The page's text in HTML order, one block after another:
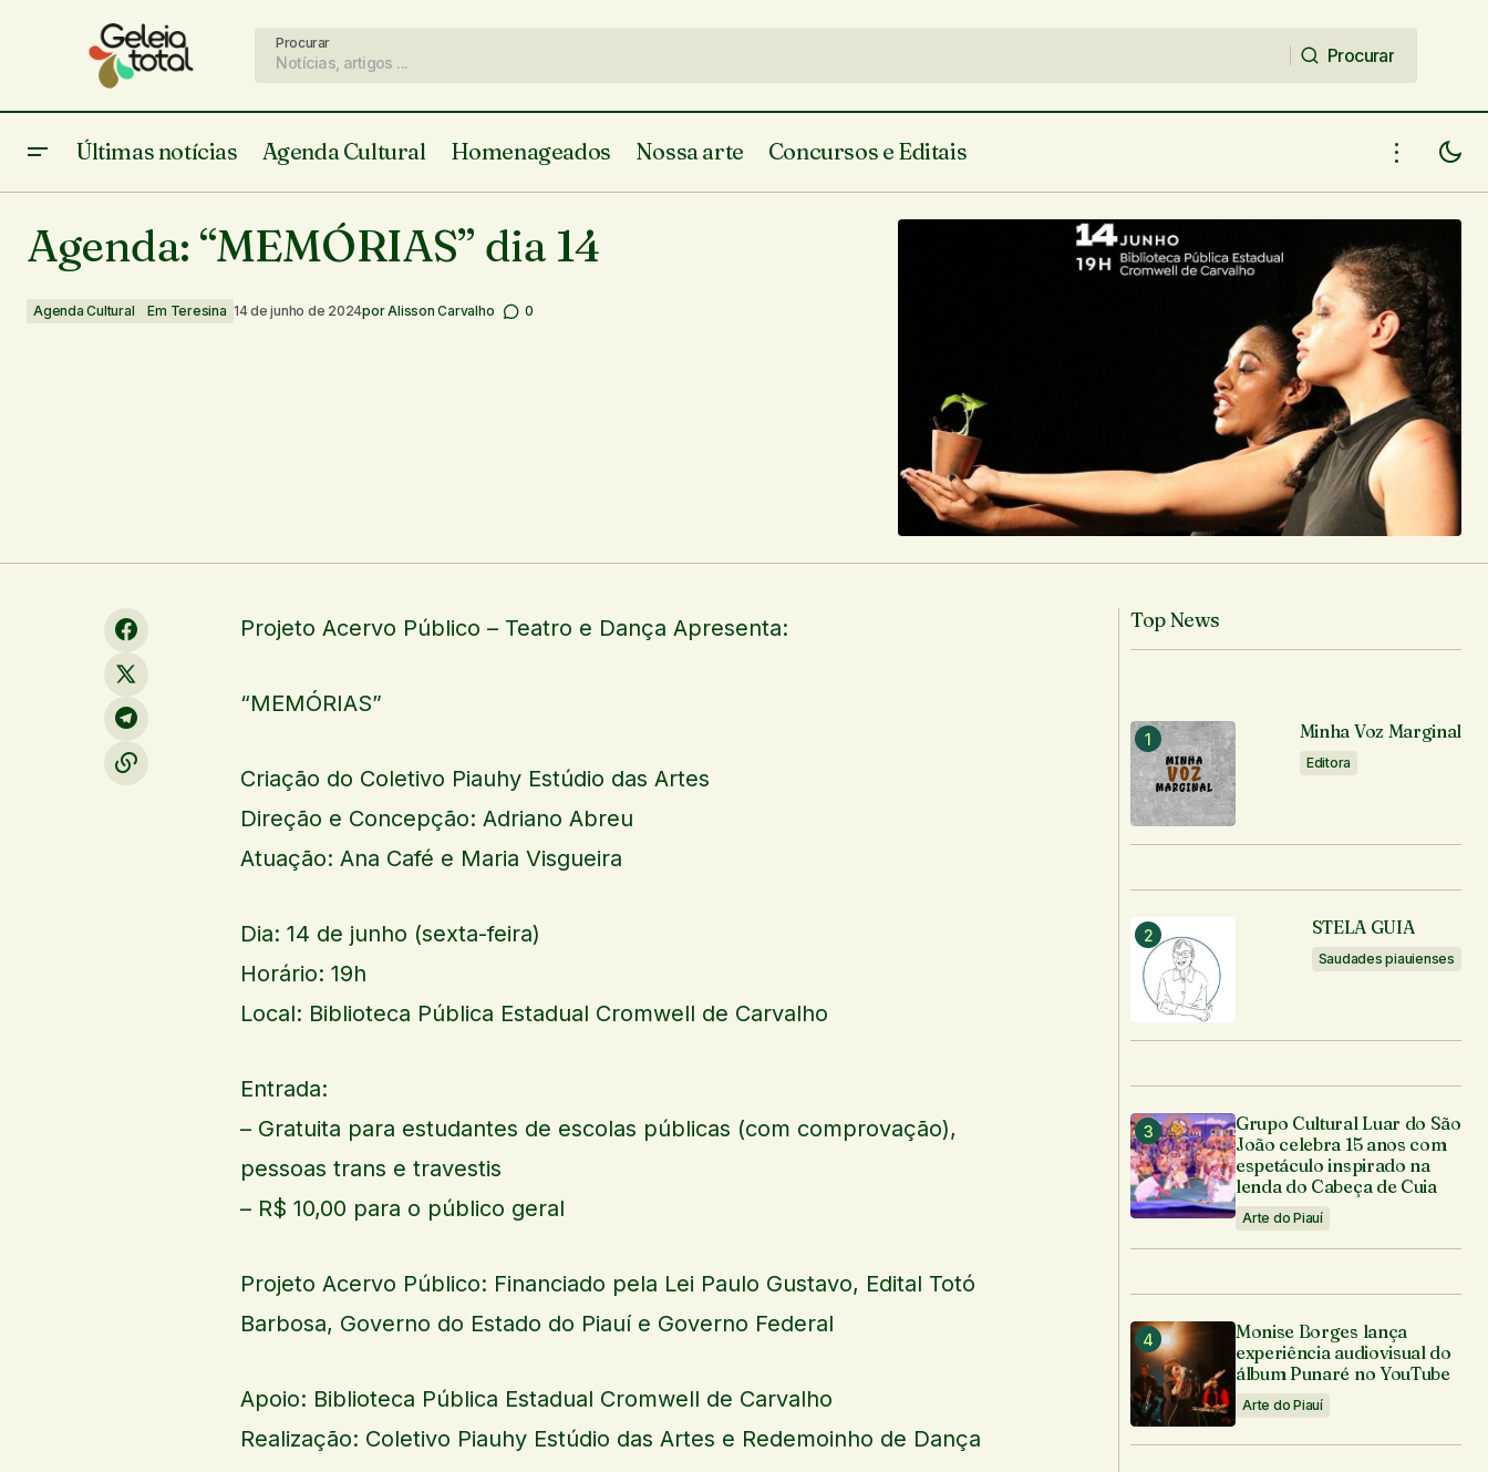
Procurar
Procurar
Últimas notícias Agenda Cultural Homenageados Nossa arte Concursos e Editais
Felipe e seu Mundo Incrível Agenda Cultural Agenda: “MEMÓRIAS” dia 14
Agenda: “MEMÓRIAS” dia 14
Agenda Cultural Em Teresina 14 de junho de 2024porAlisson Carvalho 0
Projeto Acervo Público – Teatro e Dança Apresenta:
“MEMÓRIAS”
Criação do Coletivo Piauhy Estúdio das Artes
Direção e Concepção: Adriano Abreu
Atuação: Ana Café e Maria Visgueira
Dia: 14 de junho (sexta-feira)
Horário: 19h
Local: Biblioteca Pública Estadual Cromwell de Carvalho
Entrada:
– Gratuita para estudantes de escolas públicas (com comprovação),
pessoas trans e travestis
– R$ 10,00 para o público geral
Projeto Acervo Público: Financiado pela Lei Paulo Gustavo, Edital Totó
Barbosa, Governo do Estado do Piauí e Governo Federal
Apoio: Biblioteca Pública Estadual Cromwell de Carvalho
Realização: Coletivo Piauhy Estúdio das Artes e Redemoinho de Dança
Top News
Minha Voz Marginal
Editora
STELA GUIA
Saudades piauienses
Grupo Cultural Luar do São
João celebra 15 anos com
espetáculo inspirado na
lenda do Cabeça de Cuia
Arte do Piauí
Monise Borges lança
experiência audiovisual do
álbum Punaré no YouTube
Arte do Piauí